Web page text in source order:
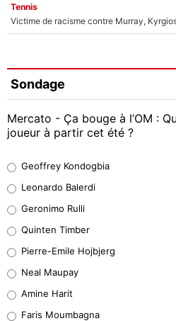
Tennis
Sondage
Mercato - Ça bouge à l’OM :
joueur à partir cet été ?
38%
32%
5%
1%
Geoffrey Kondogbia
Leonardo Balerdi
Geronimo Rulli
Quinten Timber
Pierre-Emile Hojbjerg
Neal Maupay
Amine Harit
Faris Moumbagna